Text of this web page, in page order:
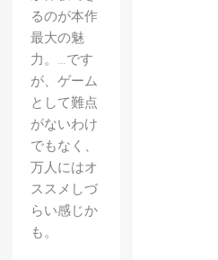
るのが本作
最大の魅
力。…です
が、ゲーム
として難点
がないわけ
でもなく、
万人にはオ
ススメしづ
らい感じか
も。